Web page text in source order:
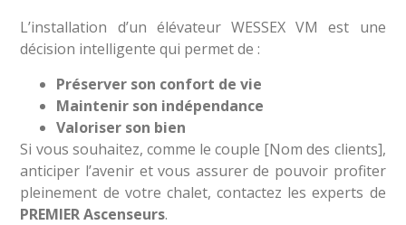
L’installation d’un élévateur WESSEX VM est une
décision intelligente qui permet de :
Préserver son confort de vie
Maintenir son indépendance
Valoriser son bien
Si vous souhaitez, comme le couple [Nom des clients],
anticiper l’avenir et vous assurer de pouvoir profiter
pleinement de votre chalet, contactez les experts de
PREMIER Ascenseurs.